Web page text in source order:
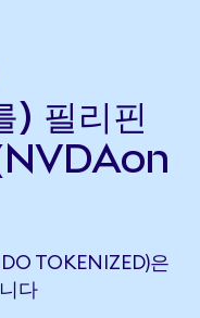
필리핀
TOKENIZED)은
다